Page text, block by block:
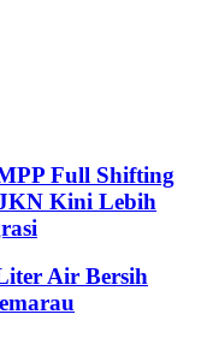
Full Shifting
Kini Lebih
Air Bersih